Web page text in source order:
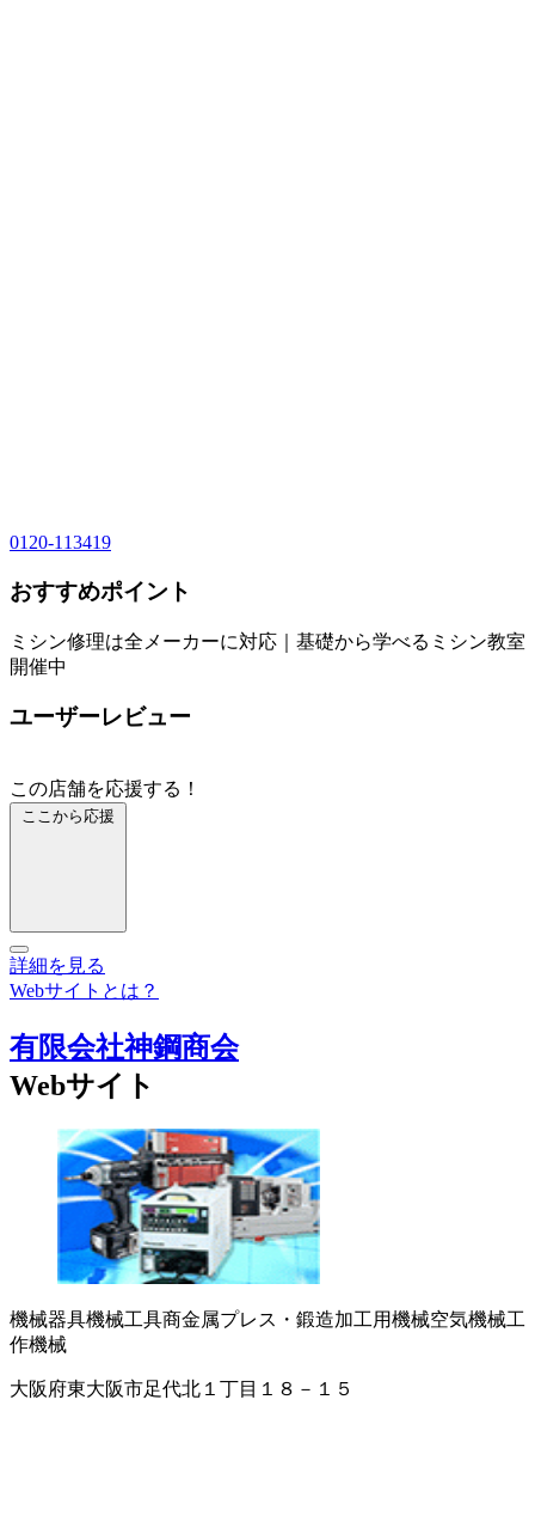
0120-113419
おすすめポイント
ミシン修理は全メーカーに対応｜基礎から学べるミシン教室
開催中
ユーザーレビュー
この店舗を応援する！
ここから応援
詳細を見る
Webサイトとは？
有限会社神鋼商会
Webサイト
機械器具機械工具商金属プレス・鍛造加工用機械空気機械工
作機械
大阪府東大阪市足代北１丁目１８－１５